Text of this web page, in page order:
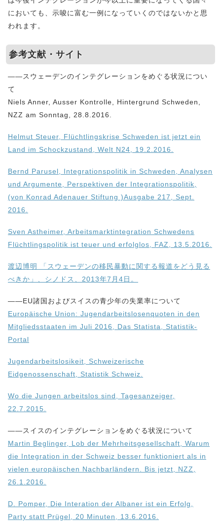
においても、示唆に富む一例になっていくのではないかと思
われます。
参考文献・サイト
——スウェーデンのインテグレーションをめぐる状況につい
て
Niels Anner, Ausser Kontrolle, Hintergrund Schweden,
NZZ am Sonntag, 28.8.2016.
Helmut Steuer, Flüchtlingskrise Schweden ist jetzt ein
Land im Schockzustand, Welt N24, 19.2.2016.
Bernd Parusel, Integrationspolitik in Schweden, Analysen
und Argumente, Perspektiven der Integrationspolitik,
(von Konrad Adenauer Stiftung )Ausgabe 217, Sept.
2016.
Sven Astheimer, Arbeitsmarktintegration Schwedens
Flüchtlingspolitik ist teuer und erfolglos, FAZ, 13.5.2016.
渡辺博明 「スウェーデンの移民暴動に関する報道をどう見る
べきか」、シノドス、2013年7月4日。
——EU諸国およびスイスの青少年の失業率について
Europäische Union: Jugendarbeitslosenquoten in den
Mitgliedsstaaten im Juli 2016, Das Statista, Statistik-
Portal
Jugendarbeitslosikeit, Schweizerische
Eidgenossenschaft, Statistik Schweiz.
Wo die Jungen arbeitslos sind, Tagesanzeiger,
22.7.2015.
——スイスのインテグレーションをめぐる状況について
Martin Beglinger, Lob der Mehrheitsgesellschaft, Warum
die Integration in der Schweiz besser funktioniert als in
vielen europäischen Nachbarländern. Bis jetzt, NZZ,
26.1.2016.
D. Pomper, Die Interation der Albaner ist ein Erfolg,
Party statt Prügel, 20 Minuten, 13.6.2016.